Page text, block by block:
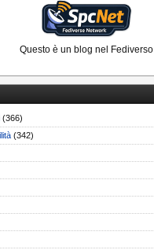
Questo è un blog nel Fediverso
(366)
(342)